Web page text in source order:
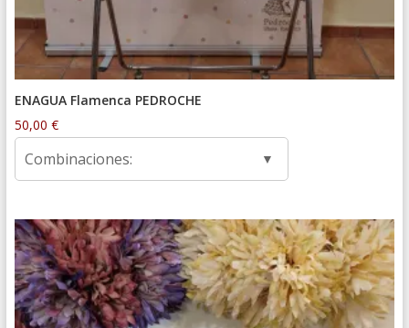
ENAGUA Flamenca PEDROCHE
50,00 €
Combinaciones: